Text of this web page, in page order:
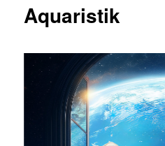
Aquaristik